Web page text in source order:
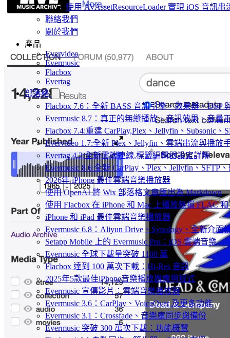
使用 AVAssetResourceLoader 實現 iOS 音訊串
聯絡我們
關於我們
產品
Evervideo
Evermusic
Flacbox
Evertag
部落格
Flacbox 7.6：全新 BASS 音訊引擎、效果器、DSP
Evermusic 8.7：真正的無縫播放、音訊效果、音量
Flacbox 7.4:重建 CarPlay,Plex、Jellyfin、Subsonic、
Evervideo 1.7:全新 Plex、Jellyfin、雲端串流與播放
Evertag 4.2:全新雲端連線,標籤編輯器設定詳解
Evermusic 8.6:全新 CarPlay、Plex、Jellyfin、SFTP
2026年 iPhone 最佳雲端音樂播放器
使用 OpenAI 將 Wix 部落格文章匯出為 Markdown
使用 Flacbox 在 iPhone 和 Mac 上播放無損 FLAC
iPhone 和 iPad 最佳雲端音樂播放器
Evermusic 6.8：Aliyun Drive、Synology、全新介面
Setapp Mobile 上的 Evermusic Pro：iOS 雲端音樂
Evermusic 全球下載量突破 1100 萬
Flacbox 達到 100 萬次下載：Hi-Res 音訊
2025年5款最佳iPhone音樂播放器應用程式
Evermusic 宣傳影片：雲端音樂播放器
Evermusic 3.6：CarPlay、VoiceOver 及更多功能
Evermusic 3.1：Crossfade、音樂庫同步與備份
Evermusic 突破 300 萬次下載：功能概覽